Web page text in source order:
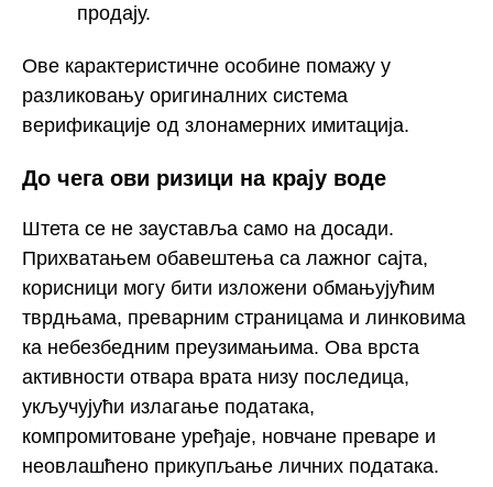
продају.
Ове карактеристичне особине помажу у
разликовању оригиналних система
верификације од злонамерних имитација.
До чега ови ризици на крају воде
Штета се не зауставља само на досади.
Прихватањем обавештења са лажног сајта,
корисници могу бити изложени обмањујућим
тврдњама, преварним страницама и линковима
ка небезбедним преузимањима. Ова врста
активности отвара врата низу последица,
укључујући излагање података,
компромитоване уређаје, новчане преваре и
неовлашћено прикупљање личних података.